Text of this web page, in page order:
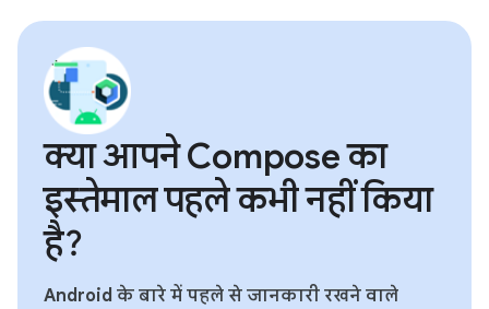
क्या आपने Compose का
इस्तेमाल पहले कभी नहीं किया
है?
Android के बारे में पहले से जानकारी रखने वाले